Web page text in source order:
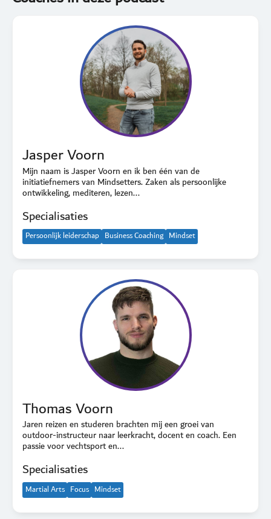
Jasper Voorn
Mijn naam is Jasper Voorn en ik ben één van de
initiatiefnemers van Mindsetters. Zaken als persoonlijke
ontwikkeling, mediteren, lezen...
Specialisaties
Persoonlijk leiderschap Business Coaching Mindset
Thomas Voorn
Jaren reizen en studeren brachten mij een groei van
outdoor-instructeur naar leerkracht, docent en coach. Een
passie voor vechtsport en...
Specialisaties
Martial Arts Focus Mindset